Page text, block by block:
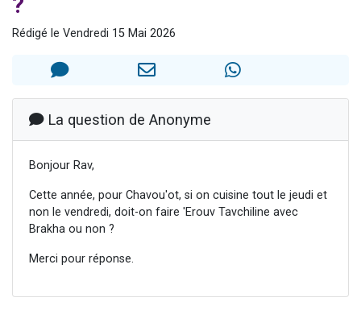
3 personnes viennent de faire un don pour 5 jours de vacances aux Orphelins
Rédigé le Vendredi 15 Mai 2026
La question de Anonyme
Bonjour Rav,
Cette année, pour Chavou'ot, si on cuisine tout le jeudi et
non le vendredi, doit-on faire 'Erouv Tavchiline avec
Brakha ou non ?
Merci pour réponse.